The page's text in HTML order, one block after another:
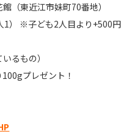
（東近江市妹町70番地）
1） ※子ども2人目より+500円
るもの）
プレゼント！